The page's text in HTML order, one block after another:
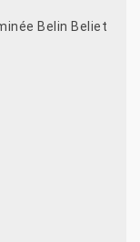
Belin Beliet